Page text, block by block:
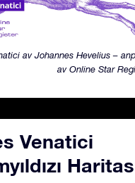
av Johannes Hevelius –
av Online Star
Venatici